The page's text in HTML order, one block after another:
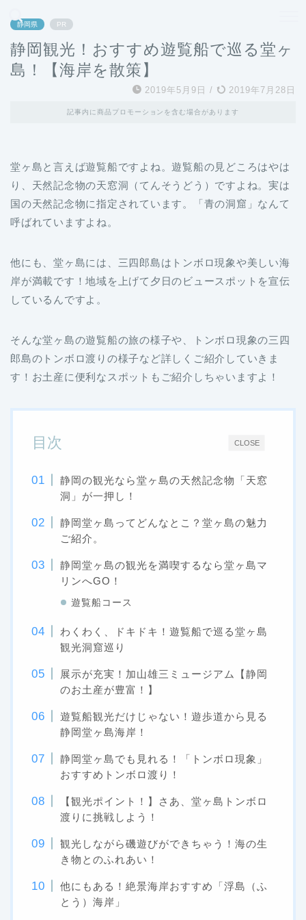
静岡県 PR
静岡観光！おすすめ遊覧船で巡る堂ヶ
島！【海岸を散策】
2019年5月9日 / 2019年7月28日
記事内に商品プロモーションを含む場合があります
堂ヶ島と言えば遊覧船ですよね。遊覧船の見どころはやは
り、 天然記念物の天窓洞（てんそうどう）ですよね。実は
国の天然記念物に指定されています。「青の洞窟」なんて
呼ばれていますよね。
他にも、堂ヶ島には、三四郎島はトンボロ現象や美しい海
岸が満載です！地域を上げて夕日のビュースポットを宣伝
しているんですよ。
そんな堂ヶ島の遊覧船の旅の様子や、トンボロ現象の三四
郎島のトンボロ渡りの様子など詳しくご紹介していきま
す！お土産に便利なスポットもご紹介しちゃいますよ！
CLOSE
目次
静岡の観光なら堂ヶ島の天然記念物「天窓
洞」が一押し！
静岡堂ヶ島ってどんなとこ？堂ヶ島の魅力
ご紹介。
静岡堂ヶ島の観光を満喫するなら堂ヶ島マ
リンへGO！
遊覧船コース
わくわく、ドキドキ！遊覧船で巡る堂ヶ島
観光洞窟巡り
展示が充実！加山雄三ミュージアム【静岡
のお土産が豊富！】
遊覧船観光だけじゃない！遊歩道から見る
静岡堂ヶ島海岸！
静岡堂ヶ島でも見れる！「トンボロ現象」
おすすめトンボロ渡り！
【観光ポイント！】さあ、堂ヶ島トンボロ
渡りに挑戦しよう！
観光しながら磯遊びができちゃう！海の生
き物とのふれあい！
他にもある！絶景海岸おすすめ「浮島（ふ
とう）海岸」